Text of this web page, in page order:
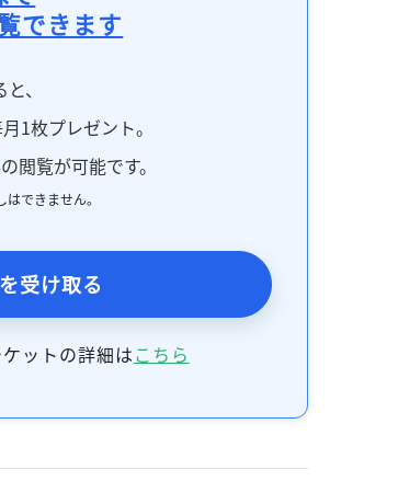
できます
、
1枚プレゼント。
閲覧が可能です。
できません。
受け取る
ットの詳細はこちら